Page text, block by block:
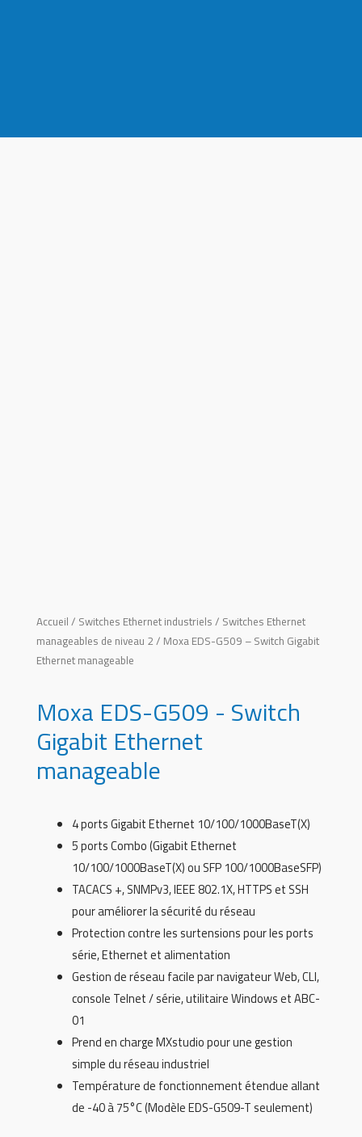
Accueil / Switches Ethernet industriels / Switches Ethernet
manageables de niveau 2 / Moxa EDS-G509 – Switch Gigabit
Ethernet manageable
Moxa EDS-G509 - Switch
Gigabit Ethernet
manageable
4 ports Gigabit Ethernet 10/100/1000BaseT(X)
5 ports Combo (Gigabit Ethernet
10/100/1000BaseT(X) ou SFP 100/1000BaseSFP)
TACACS +, SNMPv3, IEEE 802.1X, HTTPS et SSH
pour améliorer la sécurité du réseau
Protection contre les surtensions pour les ports
série, Ethernet et alimentation
Gestion de réseau facile par navigateur Web, CLI,
console Telnet / série, utilitaire Windows et ABC-
01
Prend en charge MXstudio pour une gestion
simple du réseau industriel
Température de fonctionnement étendue allant
de -40 à 75°C (Modèle EDS-G509-T seulement)